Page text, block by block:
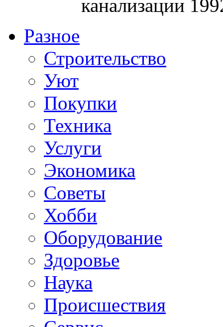
канализации
Разное
Строительство
Уют
Покупки
Техника
Услуги
Экономика
Советы
Хобби
Oборудование
Здоровье
Наука
Происшествия